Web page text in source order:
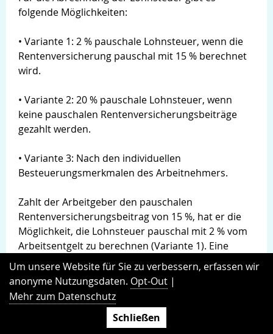
folgende Möglichkeiten:
• Variante 1: 2 % pauschale Lohnsteuer, wenn die
Rentenversicherung pauschal mit 15 % berechnet
wird.
• Variante 2: 20 % pauschale Lohnsteuer, wenn
keine pauschalen Rentenversicherungsbeiträge
gezahlt werden.
• Variante 3: Nach den individuellen
Besteuerungsmerkmalen des Arbeitnehmers.
Zahlt der Arbeitgeber den pauschalen
Rentenversicherungsbeitrag von 15 %, hat er die
Möglichkeit, die Lohnsteuer pauschal mit 2 % vom
Arbeitsentgelt zu berechnen (Variante 1). Eine
individuelle Abrechnung entfällt. Der Vorteil: In der
2%igen Pauschalsteuer sind Lohnsteuer,
Solidaritätszuschlag und Kirchensteuer enthalten.
Die pauschale Lohnsteuer von 2 % ist zusammen
mit den pauschalen Kranken- und
Um unsere Website für Sie zu verbessern, erfassen wir
anonyme Nutzungsdaten. Opt-Out |
Mehr zum Datenschutz
Schließen